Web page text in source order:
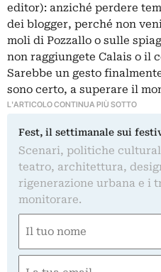
editor): anziché perdere
dei blogger, perché non
moli di Pozzallo o sulle
non raggiungete Calais o il
Sarebbe un gesto
sono certo, a superare il
L'ARTICOLO CONTINUA PIÙ SOTTO
Fest, il settimanale sui
Scenari, politiche
teatro, architettura,
rigenerazione urbana e i
monitorare.
(Obbligatorio)
Nome